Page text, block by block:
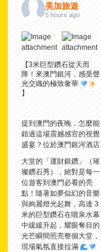
美加旅遊
5 hours ago
【3米巨型鑽石從天而
降！來澳門銀河，感受聲
光交織的極致奢華
】
提到澳門的夜晚，怎麼能
錯過這場震撼感官的視覺
盛宴？ 位於澳門銀河酒店
大堂的「運財銀鑽」（璀
璨鑽石秀），絕對是每一
位遊客到澳門必看的亮
點！隨著如夢似幻的音樂
與絢麗燈光起舞，高達 3
米的巨型鑽石在噴泉水幕
中緩緩升起，耀眼奪目的
光芒瞬間照亮整個大堂，
現場氣氛直接拉滿